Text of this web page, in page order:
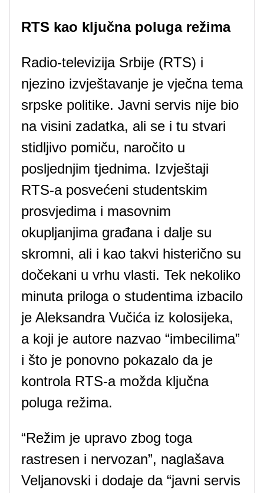
RTS kao ključna poluga režima
Radio-televizija Srbije (RTS) i
njezino izvještavanje je vječna tema
srpske politike. Javni servis nije bio
na visini zadatka, ali se i tu stvari
stidljivo pomiču, naročito u
posljednjim tjednima. Izvještaji
RTS-a posvećeni studentskim
prosvjedima i masovnim
okupljanjima građana i dalje su
skromni, ali i kao takvi histerično su
dočekani u vrhu vlasti. Tek nekoliko
minuta priloga o studentima izbacilo
je Aleksandra Vučića iz kolosijeka,
a koji je autore nazvao “imbecilima”
i što je ponovno pokazalo da je
kontrola RTS-a možda ključna
poluga režima.
“Režim je upravo zbog toga
rastresen i nervozan”, naglašava
Veljanovski i dodaje da “javni servis